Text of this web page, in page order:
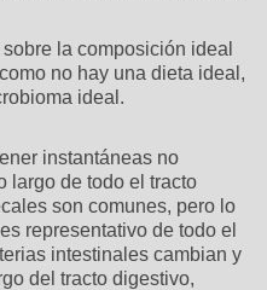
la composición ideal
no hay una dieta ideal,
ideal.
instantáneas no
largo de todo el tracto
son comunes, pero lo
representativo de todo el
intestinales cambian y
del tracto digestivo,